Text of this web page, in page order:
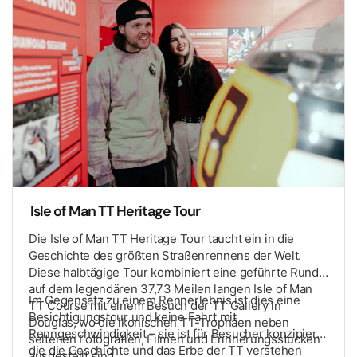
Isle of Man TT Heritage Tour
Die Isle of Man TT Heritage Tour taucht ein in die
Geschichte des größten Straßenrennens der Welt.
Diese halbtägige Tour kombiniert eine geführte Runde
auf dem legendären 37,73 Meilen langen Isle of Man
TT Course mit einem Besuch der TT Gallery in
Douglas, wo die ikonischen TT-Trophäen neben
seltenen Fotografien, Filmen und Erinnerungsstücken
Im Gegensatz zu einem Rennerlebnis ist dies eine
Besichtigungstour und keine Fahrt mit
Renngeschwindigkeit – sie ist für Besucher konzipiert,
die die Geschichte und das Erbe der TT verstehen